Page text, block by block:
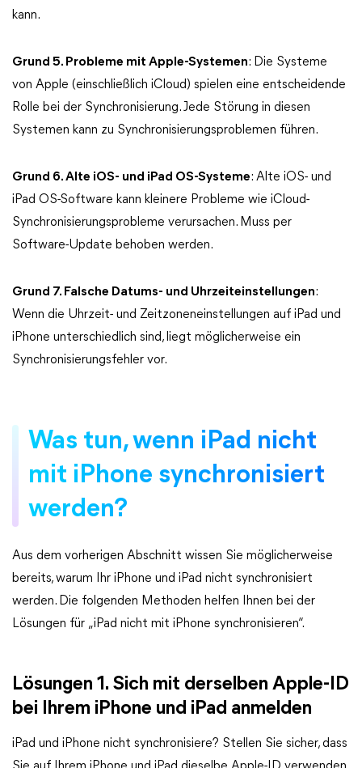
kann.
Grund 5. Probleme mit Apple-Systemen: Die Systeme
von Apple (einschließlich iCloud) spielen eine entscheidende
Rolle bei der Synchronisierung. Jede Störung in diesen
Systemen kann zu Synchronisierungsproblemen führen.
Grund 6. Alte iOS- und iPad OS-Systeme: Alte iOS- und
iPad OS-Software kann kleinere Probleme wie iCloud-
Synchronisierungsprobleme verursachen. Muss per
Software-Update behoben werden.
Grund 7. Falsche Datums- und Uhrzeiteinstellungen:
Wenn die Uhrzeit- und Zeitzoneneinstellungen auf iPad und
iPhone unterschiedlich sind, liegt möglicherweise ein
Synchronisierungsfehler vor.
Was tun, wenn iPad nicht
mit iPhone synchronisiert
werden?
Aus dem vorherigen Abschnitt wissen Sie möglicherweise
bereits, warum Ihr iPhone und iPad nicht synchronisiert
werden. Die folgenden Methoden helfen Ihnen bei der
Lösungen für „iPad nicht mit iPhone synchronisieren“.
Lösungen 1. Sich mit derselben Apple-ID
bei Ihrem iPhone und iPad anmelden
iPad und iPhone nicht synchronisiere? Stellen Sie sicher, dass